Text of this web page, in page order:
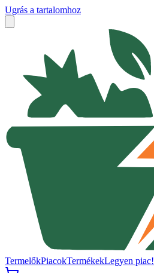
Ugrás a tartalomhoz
TermelőkPiacokTermékekLegyen piac!